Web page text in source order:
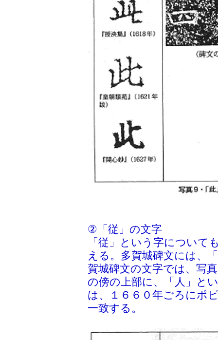
②「従」の文字
「従」という字について
える。多賀城碑文には、
賀城碑文の文字では、写
の傍の上部に、「人」と
は、１６６０年ごろにポ
一致する。